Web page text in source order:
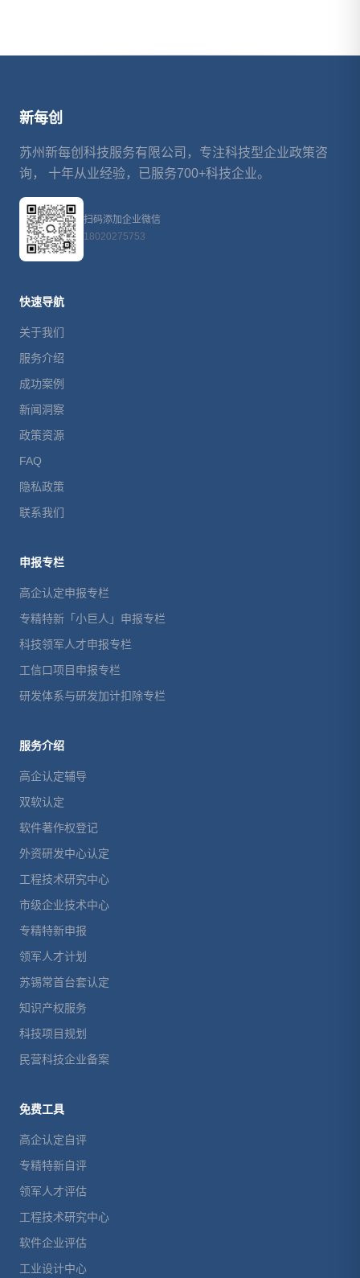
新每创
苏州新每创科技服务有限公司，专注科技型企业政策咨
询， 十年从业经验，已服务700+科技企业。
扫码添加企业微信
18020275753
快速导航
关于我们
服务介绍
成功案例
新闻洞察
政策资源
FAQ
隐私政策
联系我们
申报专栏
高企认定申报专栏
专精特新「小巨人」申报专栏
科技领军人才申报专栏
工信口项目申报专栏
研发体系与研发加计扣除专栏
服务介绍
高企认定辅导
双软认定
软件著作权登记
外资研发中心认定
工程技术研究中心
市级企业技术中心
专精特新申报
领军人才计划
苏锡常首台套认定
知识产权服务
科技项目规划
民营科技企业备案
免费工具
高企认定自评
专精特新自评
领军人才评估
工程技术研究中心
软件企业评估
工业设计中心